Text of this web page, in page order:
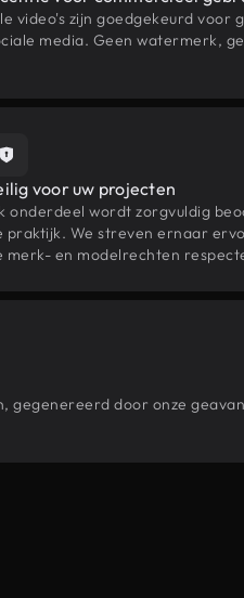
video's zijn goedgekeurd voor
media. Geen watermerk,
voor uw projecten
onderdeel wordt zorgvuldig
praktijk. We streven ernaar
merk- en modelrechten
door onze